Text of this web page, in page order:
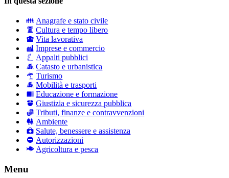
Anagrafe e stato civile
Cultura e tempo libero
Vita lavorativa
Imprese e commercio
Appalti pubblici
Catasto e urbanistica
Turismo
Mobilità e trasporti
Educazione e formazione
Giustizia e sicurezza pubblica
Tributi, finanze e contravvenzioni
Ambiente
Salute, benessere e assistenza
Autorizzazioni
Agricoltura e pesca
Menu